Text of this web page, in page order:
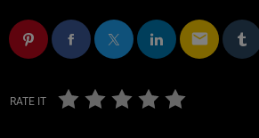
email
RATE IT